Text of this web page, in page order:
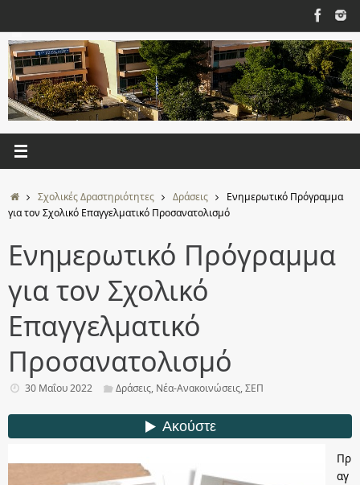
περιεχόμενο
Αρχική
Σχολικές Δραστηριότητες Δράσεις
Ενημερωτικό Πρόγραμμα
για τον Σχολικό Επαγγελματικό Προσανατολισμό
Ενημερωτικό Πρόγραμμα
για τον Σχολικό
Επαγγελματικό
Προσανατολισμό
30 Μαΐου 2022 Δράσεις, Νέα-Ανακοινώσεις,ΣΕΠ
Πρ
αγ